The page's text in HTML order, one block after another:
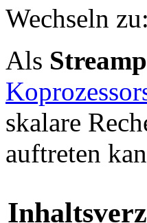
Wechseln zu:
Als
skalare
auftreten